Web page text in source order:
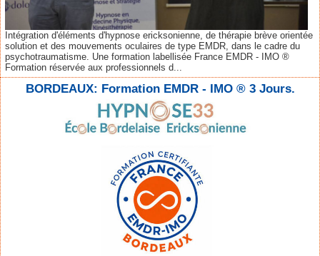
Intégration d'éléments d'hypnose ericksonienne, de thérapie brève orientée
solution et des mouvements oculaires de type EMDR, dans le cadre du
psychotraumatisme. Une formation labellisée France EMDR - IMO ®
Formation réservée aux professionnels d...
BORDEAUX: Formation EMDR - IMO ® 3 Jours.